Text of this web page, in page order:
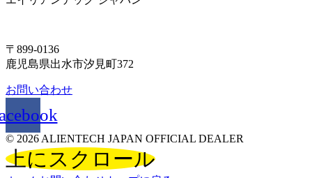
〒899-0136
鹿児島県出水市汐見町372
お問い合わせ
© 2026 ALIENTECH JAPAN OFFICIAL DEALER
上にスクロール